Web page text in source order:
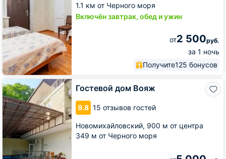
1.1 км от Черного моря
Включён завтрак, обед и ужин
от2 500руб.
за 1 ночь
Получите125 бонусов
Гостевой дом Вояж
9.8 15 отзывов гостей
Новомихайловский, 900 м от центра
349 м от Черного моря
Гостевой
дом
Вояж